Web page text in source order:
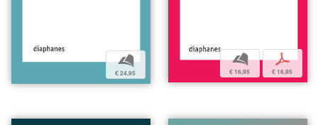
b
€ 24,95
b
€ 16,95
p
€ 16,95